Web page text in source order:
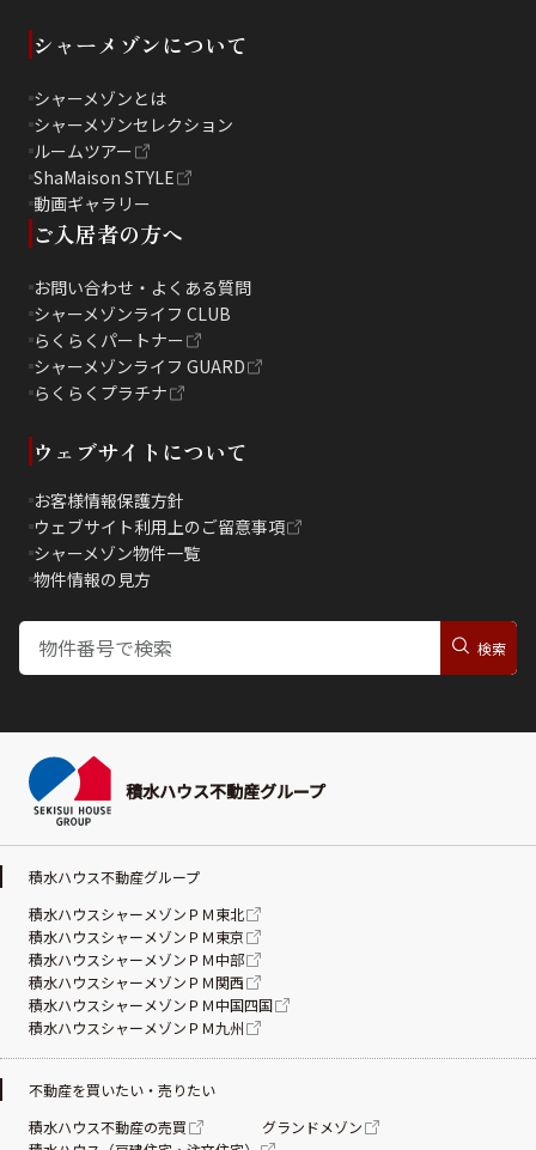
シャーメゾンについて
シャーメゾンとは
シャーメゾンセレクション
ルームツアー
ShaMaison STYLE
動画ギャラリー
ご入居者の方へ
お問い合わせ・よくある質問
シャーメゾンライフ CLUB
らくらくパートナー
シャーメゾンライフ GUARD
らくらくプラチナ
ウェブサイトについて
お客様情報保護方針
ウェブサイト利用上のご留意事項
シャーメゾン物件一覧
物件情報の見方
積水ハウス不動産グループ
積水ハウス不動産グループ
積水ハウスシャーメゾンＰＭ東北
積水ハウスシャーメゾンＰＭ東京
積水ハウスシャーメゾンＰＭ中部
積水ハウスシャーメゾンＰＭ関西
積水ハウスシャーメゾンＰＭ中国四国
積水ハウスシャーメゾンＰＭ九州
不動産を買いたい・売りたい
積水ハウス不動産の売買
グランドメゾン